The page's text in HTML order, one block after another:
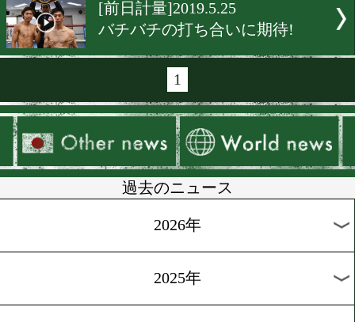
[前日計量]2019.5.30
下剋上対決3試合に注目
[中国リポート]2019.5.25
久保隼も木村翔も王者も万
パス
[前日計量]2019.5.25
ストロング小林佑樹が再び
上がる
[前日計量]2019.5.25
加納陸「キャリアを活かす